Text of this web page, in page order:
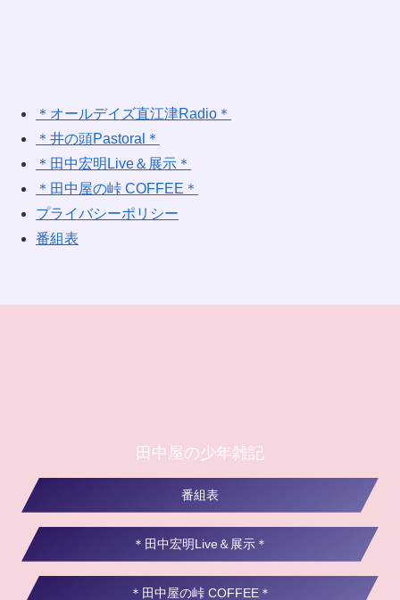
＊オールデイズ直江津Radio＊
＊井の頭Pastoral＊
＊田中宏明Live＆展示＊
＊田中屋の峠 COFFEE＊
プライバシーポリシー
番組表
田中屋の少年雑記
番組表
＊田中宏明Live＆展示＊
＊田中屋の峠 COFFEE＊